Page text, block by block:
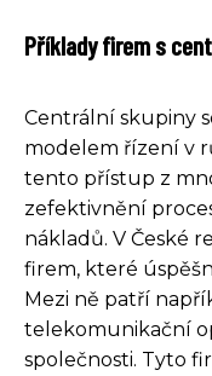
Příklady firem s
Centrální skupiny
modelem řízení v
tento přístup z
zefektivnění
nákladů. V České
firem, které
Mezi ně patří
telekomunikační
společnosti. Tyto